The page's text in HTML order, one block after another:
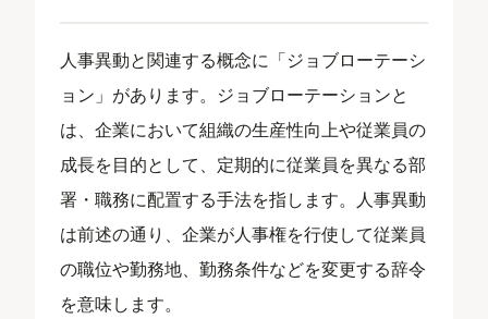
人事異動と関連する概念に「ジョブローテーシ
ョン」があります。ジョブローテーションと
は、企業において組織の生産性向上や従業員の
成長を目的として、定期的に従業員を異なる部
署・職務に配置する手法を指します。人事異動
は前述の通り、企業が人事権を行使して従業員
の職位や勤務地、勤務条件などを変更する辞令
を意味します。